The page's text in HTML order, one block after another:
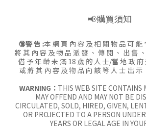
📢購買須知
🔞警 告 :本 網 頁 內 容 及 相 關 物 品 可 能
將 其 內 容 及 物 品 派 發 、 傳 閱 、 出 售
借 予 年 齡 未 滿 18 歲 的 人 士/當 地 政 府
或 將 其 內 容 及 物 品 向 該 等 人 士 出 示
WARNING： THIS WEB SITE CONTAINS
MAY OFFEND AND MAY NOT BE
CIRCULATED, SOLD, HIRED, GIVEN,
OR PROJECTED TO A PERSON
YEARS OR LEGAL AGE IN